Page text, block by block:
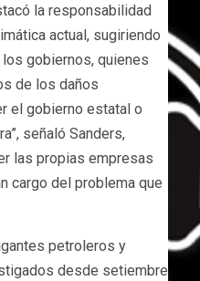
la responsabilidad
actual, sugiriendo
gobiernos, quienes
de los daños
el gobierno estatal o
señaló Sanders,
las propias empresas
cargo del problema que
petroleros y
desde setiembre